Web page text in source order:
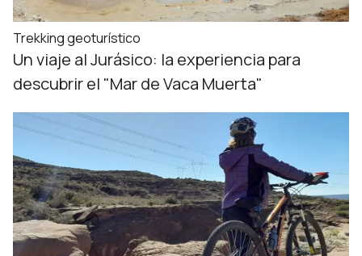
Trekking geoturístico
Un viaje al Jurásico: la experiencia para
descubrir el "Mar de Vaca Muerta"